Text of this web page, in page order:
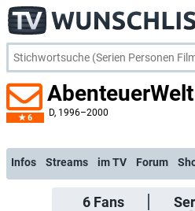
6
AbenteuerWelt
D, 1996–2000
Infos Streams im TV Forum
6Fans